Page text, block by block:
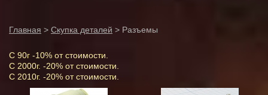
Главная > Скупка деталей > Разъемы
С 90г -10% от стоимости.
С 2000г. -20% от стоимости.
С 2010г. -20% от стоимости.